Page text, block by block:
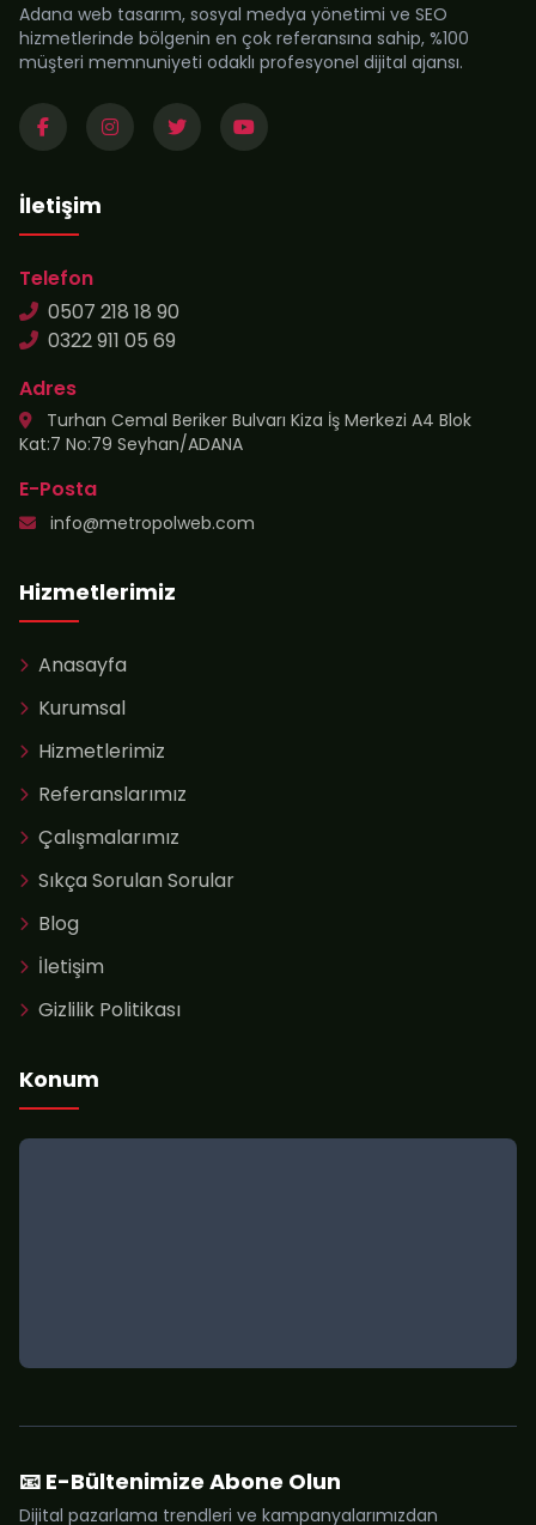
Adana web tasarım, sosyal medya yönetimi ve SEO
hizmetlerinde bölgenin en çok referansına sahip, %100
müşteri memnuniyeti odaklı profesyonel dijital ajansı.
İletişim
Telefon
0507 218 18 90
0322 911 05 69
Adres
Turhan Cemal Beriker Bulvarı Kiza İş Merkezi A4 Blok
Kat:7 No:79 Seyhan/ADANA
E-Posta
info@metropolweb.com
Hizmetlerimiz
Anasayfa
Kurumsal
Hizmetlerimiz
Referanslarımız
Çalışmalarımız
Sıkça Sorulan Sorular
Blog
İletişim
Gizlilik Politikası
Konum
📧 E-Bültenimize Abone Olun
Dijital pazarlama trendleri ve kampanyalarımızdan